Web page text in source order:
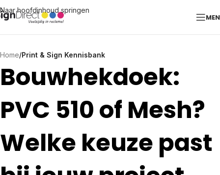
Naar hoofdinhoud springen
Home/Print & Sign Kennisbank
Bouwhekdoek:
PVC 510 of Mesh?
Welke keuze past